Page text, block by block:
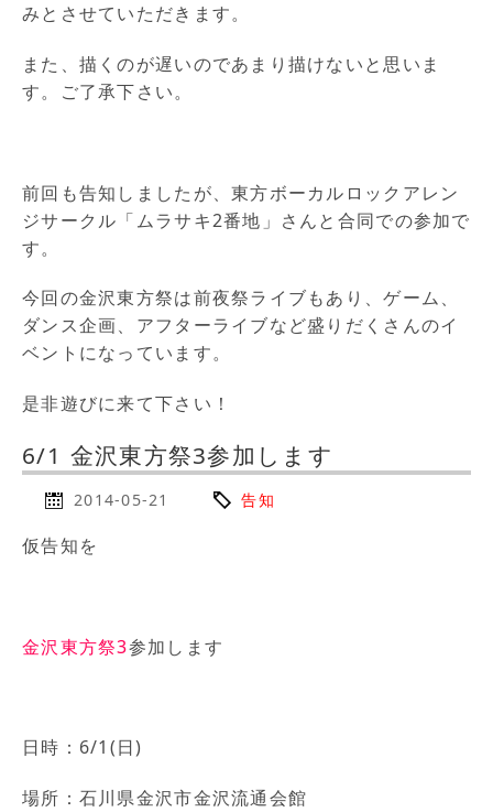
みとさせていただきます。
また、描くのが遅いのであまり描けないと思いま
す。ご了承下さい。
前回も告知しましたが、東方ボーカルロックアレン
ジサークル「ムラサキ2番地」さんと合同での参加で
す。
今回の金沢東方祭は前夜祭ライブもあり、ゲーム、
ダンス企画、アフターライブなど盛りだくさんのイ
ベントになっています。
是非遊びに来て下さい！
6/1 金沢東方祭3参加します
2014-05-21 告知
仮告知を
金沢東方祭3参加します
日時：6/1(日)
場所：石川県金沢市金沢流通会館